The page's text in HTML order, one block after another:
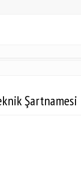
Şartnamesi